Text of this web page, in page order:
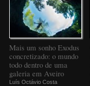
Mais um sonho Exodus
concretizado: o mundo
todo dentro de uma
galeria em Aveiro
Luís Octávio Costa